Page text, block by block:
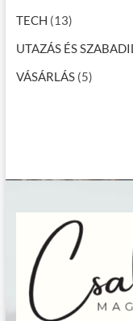
TECH (13)
UTAZÁS ÉS
VÁSÁRLÁS(5)